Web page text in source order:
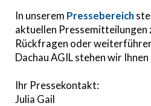
In unserem Pressebereich
aktuellen Pressemitteilungen
Rückfragen oder
Dachau AGIL stehen wir
Ihr Pressekontakt:
Julia Gail